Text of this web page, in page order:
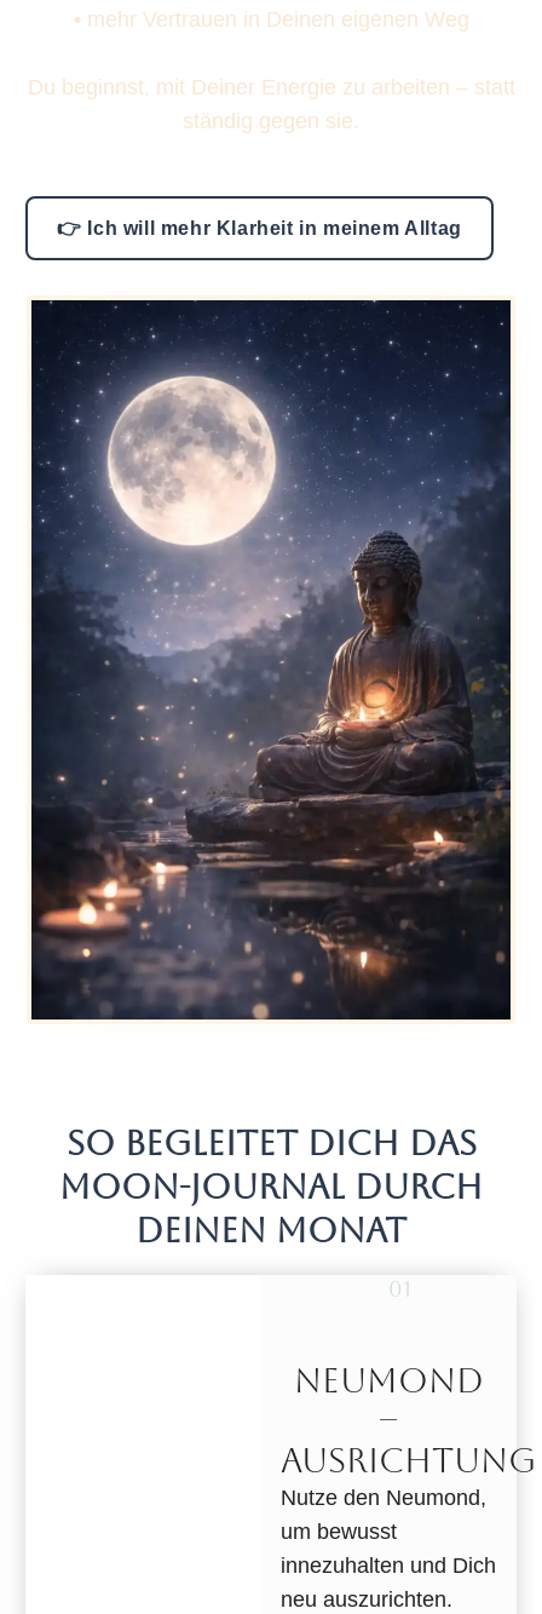
• mehr Vertrauen in Deinen eigenen Weg
Du beginnst, mit Deiner Energie zu arbeiten – statt
ständig gegen sie.
👉 Ich will mehr Klarheit in meinem Alltag
SO BEGLEITET DICH DAS
MOON-JOURNAL DURCH
DEINEN MONAT
NEUMOND
–
AUSRICHTUNG
01
Nutze den Neumond,
um bewusst
innezuhalten und Dich
neu auszurichten.